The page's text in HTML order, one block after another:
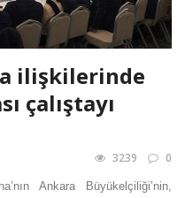
ilişkilerinde
çalıştayı
3239 0
Ankara Büyükelçiliği’nin,